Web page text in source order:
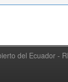
del Ecuador -